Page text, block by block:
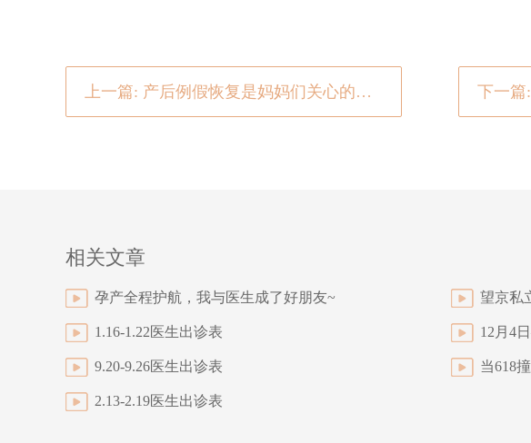
上一篇: 产后例假恢复是妈妈们关心的这五件事
相关文章
孕产全程护航，我与医生成了好朋友~ 望京私
1.16-1.22医生出诊表 12月4
9.20-9.26医生出诊表 当618
2.13-2.19医生出诊表